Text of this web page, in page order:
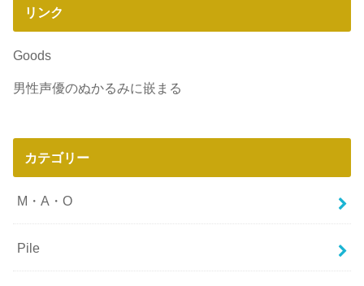
リンク
Goods
男性声優のぬかるみに嵌まる
カテゴリー
M・A・O
Pile